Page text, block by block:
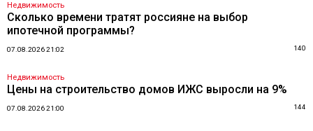
Недвижимость
Сколько времени тратят россияне на выбор
ипотечной программы?
07.08.2026 21:02 140
Недвижимость
Цены на строительство домов ИЖС выросли на 9%
07.08.2026 21:00 144